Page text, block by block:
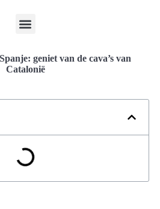
geniet van de cava’s van
Catalonië